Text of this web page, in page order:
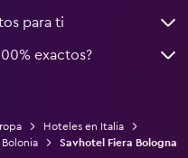
para ti
exactos?
Hoteles en Italia
Savhotel Fiera Bologna